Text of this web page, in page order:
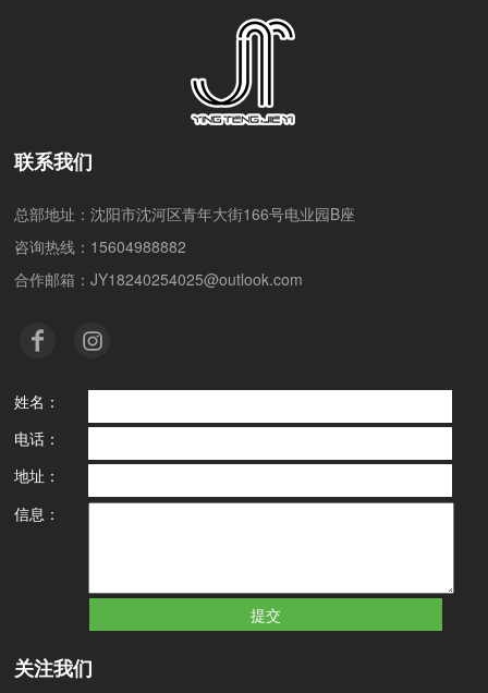
联系我们
总部地址：沈阳市沈河区青年大街166号电业园B座
咨询热线：15604988882
合作邮箱：JY18240254025@outlook.com
姓名：
电话：
地址：
信息：
关注我们